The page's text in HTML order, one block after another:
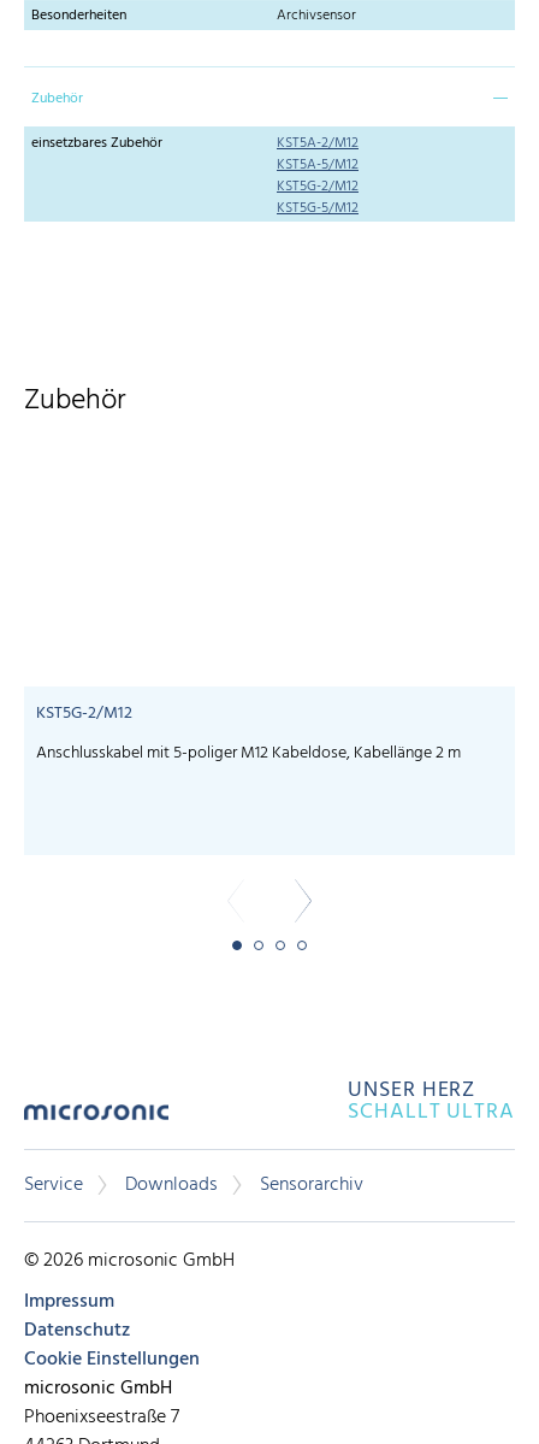
Besonderheiten
Archivsensor
Zubehör
einsetzbares Zubehör
KST5A-2/M12
KST5A-5/M12
KST5G-2/M12
KST5G-5/M12
Zubehör
KST5G-2/M12
Anschlusskabel mit 5-poliger M12 Kabeldose, Kabellänge 2 m
UNSER HERZ
SCHALLT ULTRA
Service Downloads Sensorarchiv
© 2026 microsonic GmbH
Impressum
Datenschutz
Cookie Einstellungen
microsonic GmbH
Phoenixseestraße 7